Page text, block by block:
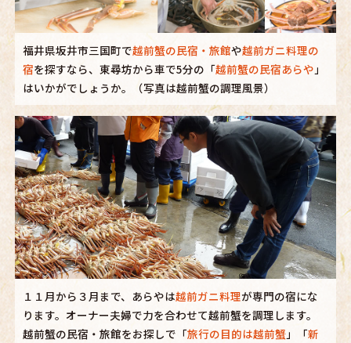
福井県坂井市三国町で越前蟹の民宿・旅館や越前ガニ料理の
宿を探すなら、東尋坊から車で5分の「越前蟹の民宿あらや」
はいかがでしょうか。（写真は越前蟹の調理風景）
１１月から３月まで、あらやは越前ガニ料理が専門の宿にな
ります。オーナー夫婦で力を合わせて越前蟹を調理します。
越前蟹の民宿・旅館をお探しで「旅行の目的は越前蟹」「新